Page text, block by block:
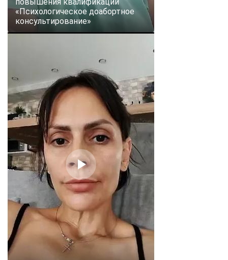
«Психологическое доабортное
консультирование»